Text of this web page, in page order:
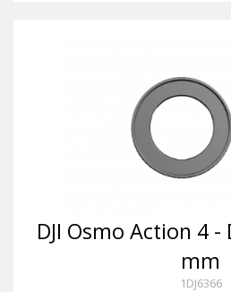
DJI Osmo Action 4
mm
1DJ6366